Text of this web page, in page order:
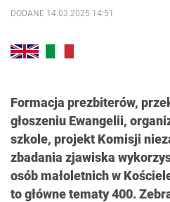
Formacja prezbiterów,
głoszeniu Ewangelii,
szkole, projekt Komisji
zbadania zjawiska
osób małoletnich w
to główne tematy 400.
DODANE 14.03.2025 14:51